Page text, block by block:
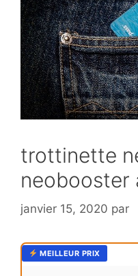
trottinette
neobooster
janvier 15, 2020 par
MEILLEUR PRIX